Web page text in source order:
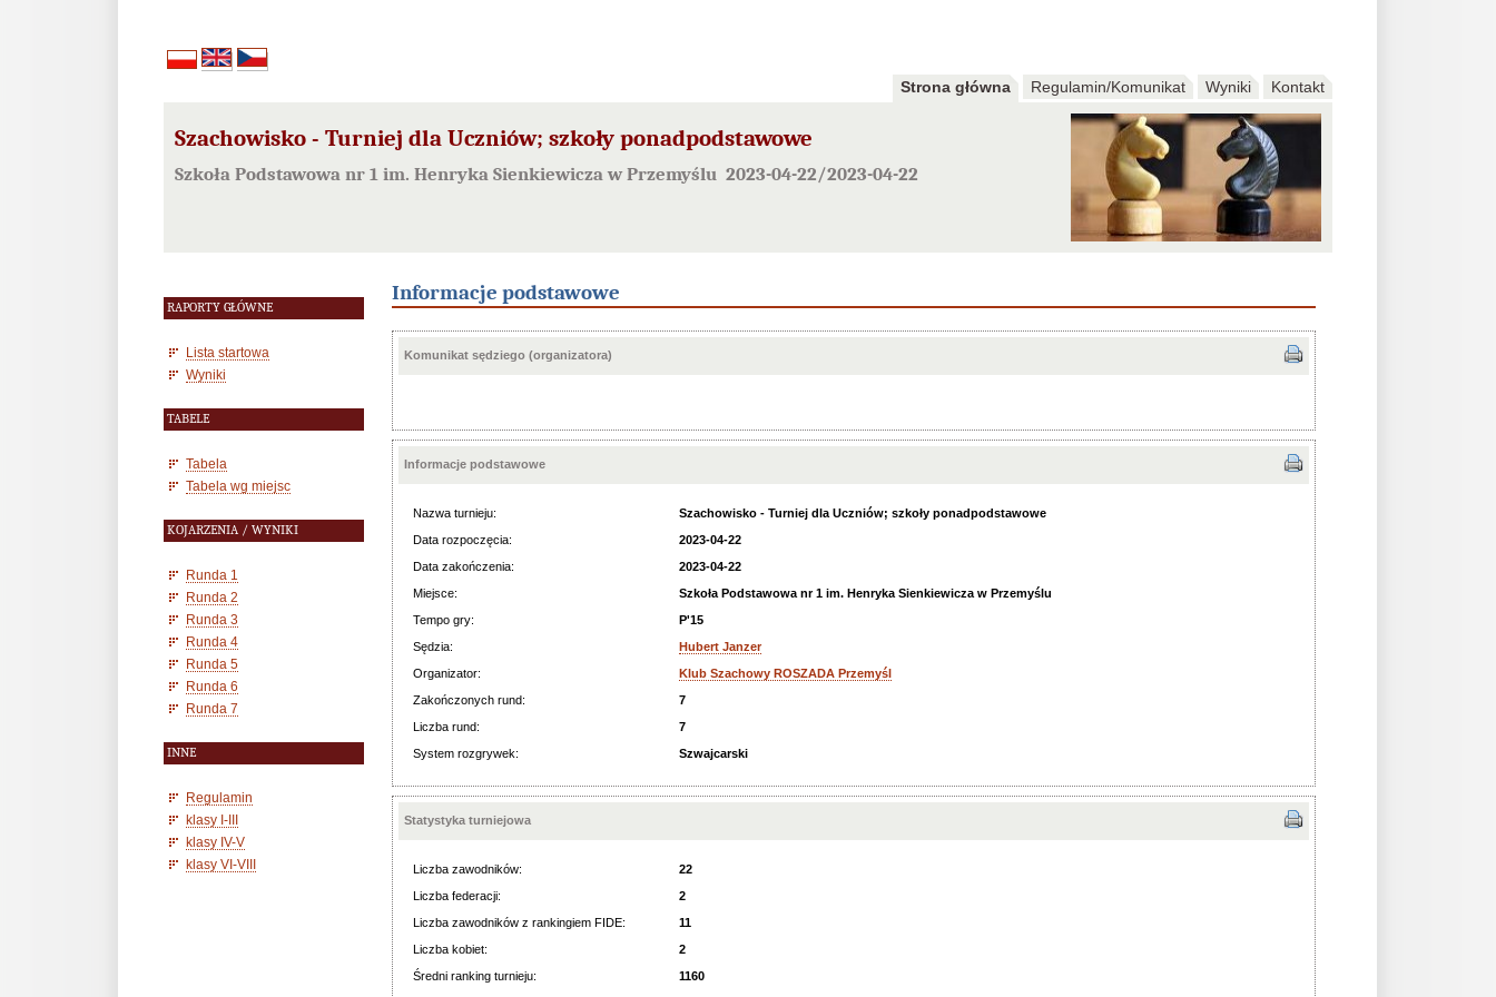
Strona główna Regulamin/Komunikat Wyniki Kontakt
Szachowisko - Turniej dla Uczniów; szkoły ponadpodstawowe
Szkoła Podstawowa nr 1 im. Henryka Sienkiewicza w Przemyślu 2023-04-22/2023-04-22
RAPORTY GŁÓWNE
Lista startowa
Wyniki
TABELE
Tabela
Tabela wg miejsc
KOJARZENIA / WYNIKI
Runda 1
Runda 2
Runda 3
Runda 4
Runda 5
Runda 6
Runda 7
INNE
Regulamin
klasy I-III
klasy IV-V
klasy VI-VIII
Informacje podstawowe
Komunikat sędziego (organizatora)
Informacje podstawowe
Nazwa turnieju:
Szachowisko - Turniej dla Uczniów; szkoły ponadpodstawowe
Data rozpoczęcia:
2023-04-22
Data zakończenia:
2023-04-22
Miejsce:
Szkoła Podstawowa nr 1 im. Henryka Sienkiewicza w Przemyślu
Tempo gry:
P'15
Sędzia:
Hubert Janzer
Organizator:
Klub Szachowy ROSZADA Przemyśl
Zakończonych rund:
7
Liczba rund:
7
System rozgrywek:
Szwajcarski
Statystyka turniejowa
Liczba zawodników:
22
Liczba federacji:
2
Liczba zawodników z rankingiem FIDE:
11
Liczba kobiet:
2
Średni ranking turnieju:
1160